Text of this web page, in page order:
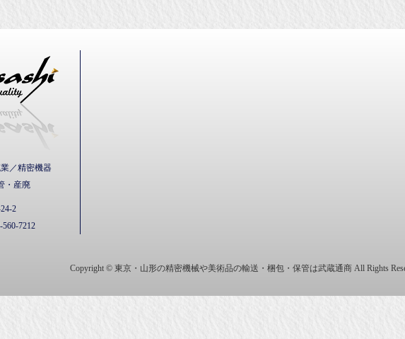
／精密機器
・産廃
2
560-7212
Copyright © 東京・山形の精密機械や美術品の輸送・梱包・保管は武蔵通商 All Rights